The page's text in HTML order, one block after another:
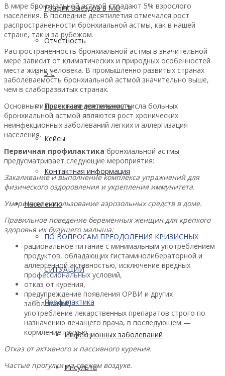
График выездов в МО
Отчетность
5 С
Проектная деятельность
Кейсы
Контактная информация
Населению
ПО ВОПРОСАМ ПРЕОДОЛЕНИЯ КРИЗИСНЫХ
СИТУАЦИЙ
Профилактика
Инфекционных заболеваний
Инсульта
В мире бронхиальной астмой страдают 5% взрослого
населения. В последние десятилетия отмечался рост
распространенности бронхиальной астмы, как в нашей
стране, так и за рубежом.
Распространенность бронхиальной астмы в значительной
мере зависит от климатических и природных особенностей
места жизни человека. В промышленно развитых странах
заболеваемость бронхиальной астмой значительно выше,
чем в слаборазвитых странах.
Основными причинами увеличения числа больных
бронхиальной астмой являются рост хронических
неинфекционных заболеваний легких и аллергизация
населения.
Первичная профилактика бронхиальной астмы
предусматривает следующие мероприятия:
Закаливание и выполнение комплекса упражнений для
физического оздоровления и укрепления иммунитета.
Умеренное использование аэрозольных средств в доме.
Правильное поведение беременных женщин для крепкого
здоровья их будущего малыша:
рациональное питание с минимальным употреблением
продуктов, обладающих гистаминолибераторной и
аллергенной активностью, исключение вредных
профессиональных условий,
отказ от курения,
предупреждение появления ОРВИ и других
заболеваний,
употребление лекарственных препаратов строго по
назначению лечащего врача, в последующем —
кормление грудью.
Отказ от активного и пассивного курения.
Частые прогулки на свежем воздухе.